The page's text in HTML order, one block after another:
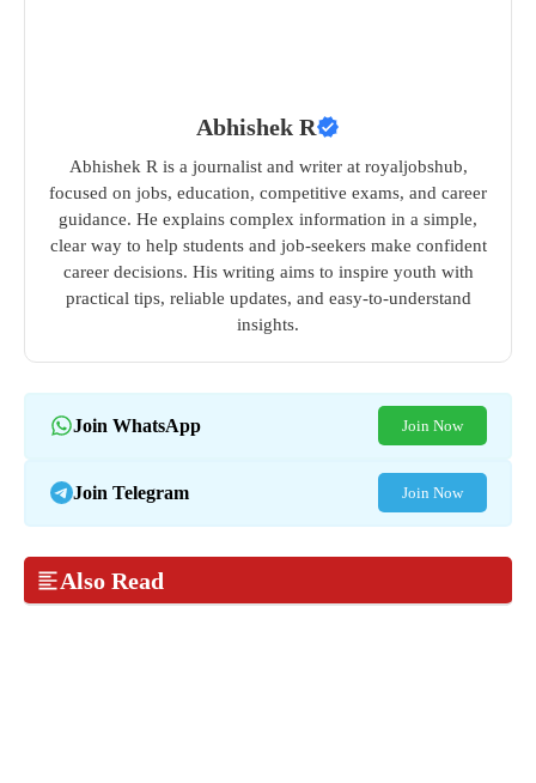
Abhishek R
Abhishek R is a journalist and writer at royaljobshub,
focused on jobs, education, competitive exams, and career
guidance. He explains complex information in a simple,
clear way to help students and job-seekers make confident
career decisions. His writing aims to inspire youth with
practical tips, reliable updates, and easy-to-understand
insights.
Join WhatsApp Join Now
Join Telegram Join Now
Also Read